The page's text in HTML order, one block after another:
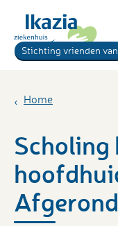
Stichting vrienden van
Home
Scholing